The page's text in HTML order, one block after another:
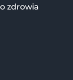
zdrowia